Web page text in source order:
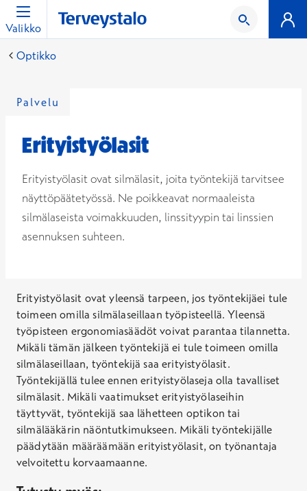
Valikko
Optikko
Palvelu
Erityistyölasit
Erityistyölasit ovat silmälasit, joita työntekijä tarvitsee
näyttöpäätetyössä. Ne poikkeavat normaaleista
silmälaseista voimakkuuden, linssityypin tai linssien
asennuksen suhteen.
Erityistyölasit ovat yleensä tarpeen, jos työntekijäei tule
toimeen omilla silmälaseillaan työpisteellä. Yleensä
työpisteen ergonomiasäädöt voivat parantaa tilannetta.
Mikäli tämän jälkeen työntekijä ei tule toimeen omilla
silmälaseillaan, työntekijä saa erityistyölasit.
Työntekijällä tulee ennen erityistyölaseja olla tavalliset
silmälasit. Mikäli vaatimukset erityistyölaseihin
täyttyvät, työntekijä saa lähetteen optikon tai
silmälääkärin näöntutkimukseen. Mikäli työntekijälle
päädytään määräämään erityistyölasit, on työnantaja
velvoitettu korvaamaanne.